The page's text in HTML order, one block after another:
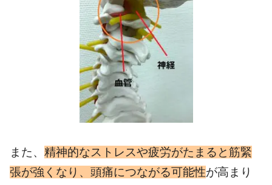
また、 精神的なストレスや疲労がたまると筋緊
張が強くなり、頭痛につながる可能性が高まり